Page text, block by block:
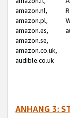
amazon.nl,
amazon.pl,
amazon.es,
amazon.se,
amazon.co.uk,
audible.co.uk
ANHANG 3: